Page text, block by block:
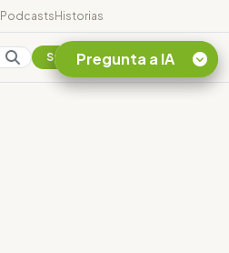
PodcastsHistorias
SuscribirsePregunta a IA